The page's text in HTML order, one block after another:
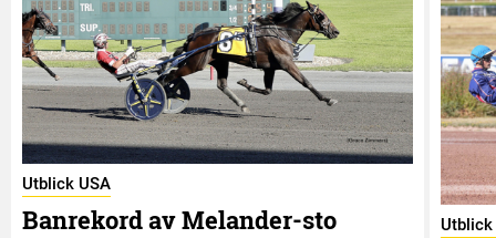
Utblick USA
Banrekord av Melander-sto Utblick